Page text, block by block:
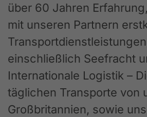
über 60 Jahren
mit unseren Partnern
einschließlich Seefracht
Internationale Logistik –
täglichen Transporte von
Großbritannien, sowie